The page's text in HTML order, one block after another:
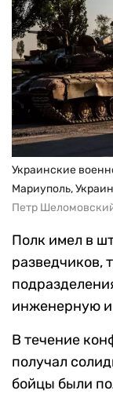
Украинские
Мариуполь,
Петр
Полк имел в
разведчиков,
инженерную
В течение
получал
бойцы были